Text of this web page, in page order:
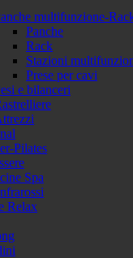
multifunzione-
Panche
Rack
Stazioni
Prese per cavi
e bilanceri
Pilates
Spa
Relax